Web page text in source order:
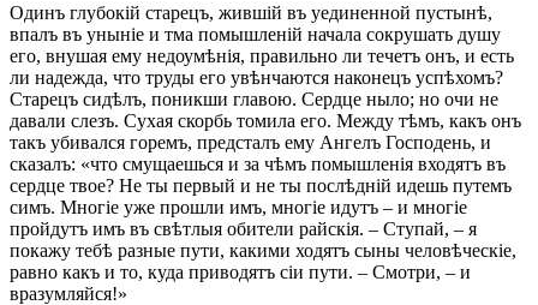
Одинъ глубокій старецъ, жившій въ уединенной пустынѣ,
впалъ въ уныніе и тма помышленій начала сокрушать душу
его, внушая ему недоумѣнія, правильно ли течетъ онъ, и есть
ли надежда, что труды его увѣнчаются наконецъ успѣхомъ?
Старецъ сидѣлъ, поникши главою. Сердце ныло; но очи не
давали слезъ. Сухая скорбь томила его. Между тѣмъ, какъ онъ
такъ убивался горемъ, предсталъ ему Ангелъ Господень, и
сказалъ: «что смущаешься и за чѣмъ помышленія входятъ въ
сердце твое? Не ты первый и не ты послѣдній идешь путемъ
симъ. Многіе уже прошли имъ, многіе идутъ – и многіе
пройдутъ имъ въ свѣтлыя обители райскія. – Ступай, – я
покажу тебѣ разные пути, какими ходятъ сыны человѣческіе,
равно какъ и то, куда приводятъ сіи пути. – Смотри, – и
вразумляйся!»